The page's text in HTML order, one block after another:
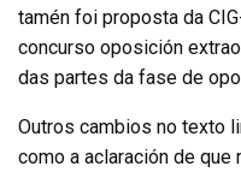
tamén foi proposta da
concurso oposición
das partes da fase de
Outros cambios no texto
como a aclaración de que